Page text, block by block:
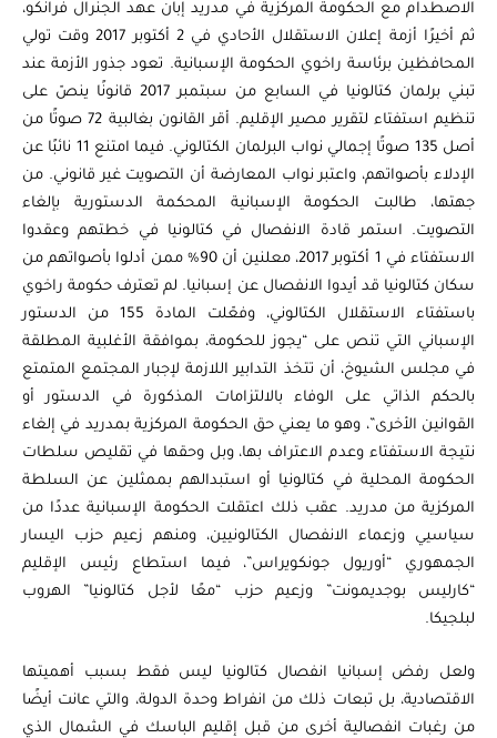
الاصطدام مع الحكومة المركزية في مدريد إبان عهد الجنرال فرانكو،
ثم أخيرًا أزمة إعلان الاستقلال الأحادي في 2 أكتوبر 2017 وقت تولي
المحافظين برئاسة راخوي الحكومة الإسبانية. تعود جذور الأزمة عند
تبني برلمان كتالونيا في السابع من سبتمبر 2017 قانونًا ينصّ على
تنظيم استفتاء لتقرير مصير الإقليم. أقر القانون بغالبية 72 صوتًا من
أصل 135 صوتًا إجمالي نواب البرلمان الكتالوني. فيما امتنع 11 نائبًا عن
الإدلاء بأصواتهم، واعتبر نواب المعارضة أن التصويت غير قانوني. من
جهتها، طالبت الحكومة الإسبانية المحكمة الدستورية بإلغاء
التصويت. استمر قادة الانفصال في كتالونيا في خطتهم وعقدوا
الاستفتاء في 1 أكتوبر 2017، معلنين أن 90% ممن أدلوا بأصواتهم من
سكان كتالونيا قد أيدوا الانفصال عن إسبانيا. لم تعترف حكومة راخوي
باستفتاء الاستقلال الكتالوني، وفعّلت المادة 155 من الدستور
الإسباني التي تنص على “يجوز للحكومة، بموافقة الأغلبية المطلقة
في مجلس الشيوخ، أن تتخذ التدابير اللازمة لإجبار المجتمع المتمتع
بالحكم الذاتي على الوفاء بالالتزامات المذكورة في الدستور أو
القوانين الأخرى”، وهو ما يعني حق الحكومة المركزية بمدريد في إلغاء
نتيجة الاستفتاء وعدم الاعتراف بها، وبل وحقها في تقليص سلطات
الحكومة المحلية في كتالونيا أو استبدالهم بممثلين عن السلطة
المركزية من مدريد. عقب ذلك اعتقلت الحكومة الإسبانية عددًا من
سياسيي وزعماء الانفصال الكتالونيين، ومنهم زعيم حزب اليسار
الجمهوري “أوريول جونكويراس”، فيما استطاع رئيس الإقليم
“كارليس بوجديمونت” وزعيم حزب “معًا لأجل كتالونيا” الهروب
لبلجيكا.
ولعل رفض إسبانيا انفصال كتالونيا ليس فقط بسبب أهميتها
الاقتصادية، بل تبعات ذلك من انفراط وحدة الدولة، والتي عانت أيضًا
من رغبات انفصالية أخرى من قبل إقليم الباسك في الشمال الذي